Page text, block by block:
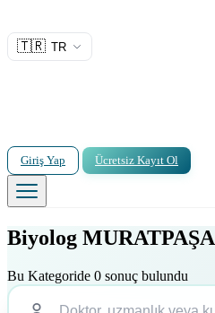
🇹🇷 TR
Giriş Yap Ücretsiz Kayıt Ol
Biyolog MURATPAŞA
Bu Kategoride 0 sonuç bulundu